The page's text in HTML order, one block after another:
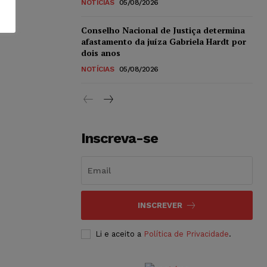
NOTÍCIAS 05/08/2026
Conselho Nacional de Justiça determina
afastamento da juíza Gabriela Hardt por
dois anos
NOTÍCIAS 05/08/2026
Inscreva-se
INSCREVER
Li e aceito a Política de Privacidade.